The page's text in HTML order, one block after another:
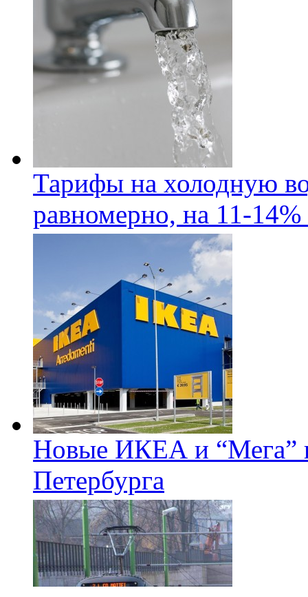
Тарифы на холодную
равномерно, на 11-14%
Новые ИКЕА и “Мега”
Петербурга